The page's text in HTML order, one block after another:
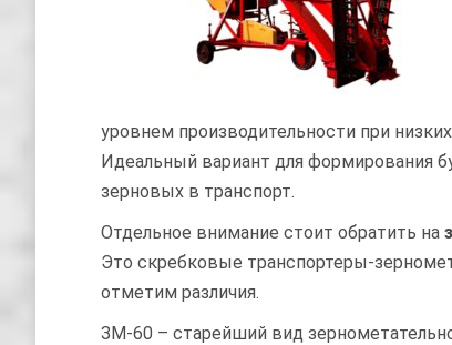
уровнем производительности при
Идеальный вариант для формирования
зерновых в транспорт.
Отдельное внимание стоит обратить на
Это скребковые транспортеры-
отметим различия.
ЗМ-60 – старейший вид